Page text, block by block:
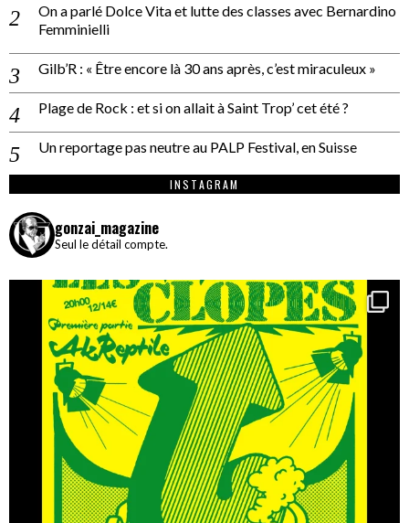
On a parlé Dolce Vita et lutte des classes avec Bernardino
Femminielli
Gilb’R : « Être encore là 30 ans après, c’est miraculeux »
Plage de Rock : et si on allait à Saint Trop’ cet été ?
Un reportage pas neutre au PALP Festival, en Suisse
INSTAGRAM
gonzai_magazine
Seul le détail compte.